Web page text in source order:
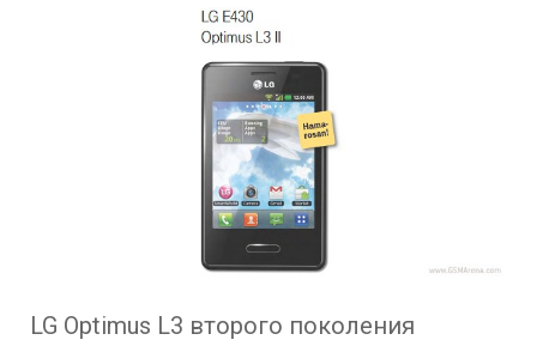
LG Optimus L3 второго поколения